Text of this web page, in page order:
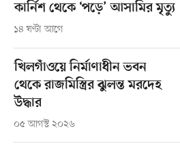
কার্নিশ থেকে ‘পড়ে’ আসামির মৃত্যু
১৪ ঘণ্টা আগে
খিলগাঁওয়ে নির্মাণাধীন ভবন
থেকে রাজমিস্ত্রির ঝুলন্ত মরদেহ
উদ্ধার
০৫ আগস্ট ২০২৬